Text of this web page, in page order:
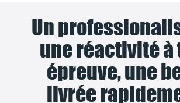
Un
une réactivité à
épreuve, une
livrée